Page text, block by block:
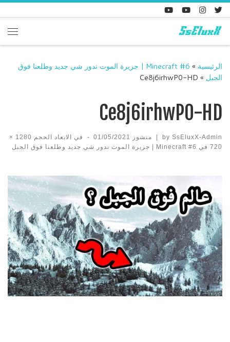
Skip to content
الرئيسية »
Minecraft #6 | جزيرة الموت ندور شي جديد وطلعنا فوق
الجبل »
Ce8j6irhwP0-HD
Ce8j6irhwP0-HD
by SsEluxX-Admin منشور 01/05/2021
- في الابعاد الحجم
1280 ×
720 في
Images navigation